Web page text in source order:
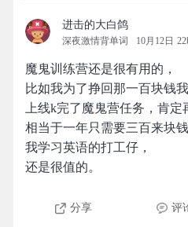
进击的大白鸽
深夜激情背单词 10月12日
魔鬼训练营还是很有用的，
比如我为了挣回那一百块钱
上线k完了魔鬼营任务，肯
相当于一年只需要三百来块
我学习英语的打工仔，
还是很值的。
分享 评